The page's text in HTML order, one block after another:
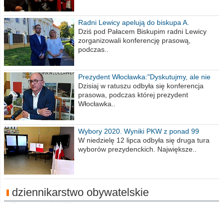
Radni Lewicy apelują do biskupa A.
Wiesława Meringa
Dziś pod Pałacem Biskupim radni Lewicy
zorganizowali konferencję prasową,
podczas..
Prezydent Włocławka:"Dyskutujmy, ale nie
obrażajmy się”
Dzisiaj w ratuszu odbyła się konferencja
prasowa, podczas której prezydent
Włocławka..
Wybory 2020. Wyniki PKW z ponad 99
procent obwodów
W niedzielę 12 lipca odbyła się druga tura
wyborów prezydenckich. Największe..
dziennikarstwo obywatelskie